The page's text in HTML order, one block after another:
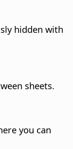
hidden with
sheets.
you can